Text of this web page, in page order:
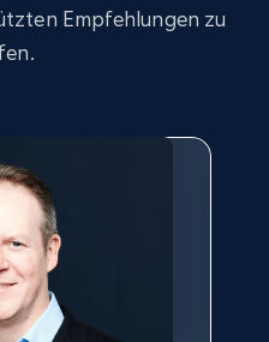
Jetzt anfangen
products from
Empfehlungen zu